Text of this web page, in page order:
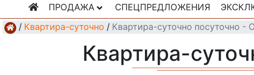
ПРОДАЖА СПЕЦПРЕДЛОЖЕНИЯ
/ Квартира-суточно / Квартира-суточно посуточно -
Квартира-